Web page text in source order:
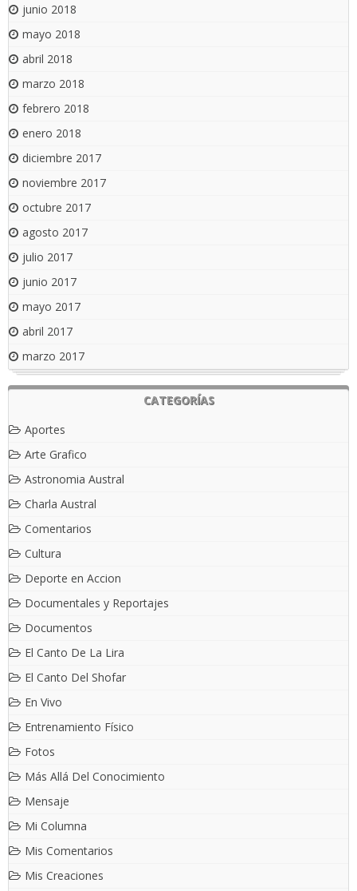
junio 2018
mayo 2018
abril 2018
marzo 2018
febrero 2018
enero 2018
diciembre 2017
noviembre 2017
octubre 2017
agosto 2017
julio 2017
junio 2017
mayo 2017
abril 2017
marzo 2017
CATEGORÍAS
Aportes
Arte Grafico
Astronomia Austral
Charla Austral
Comentarios
Cultura
Deporte en Accion
Documentales y Reportajes
Documentos
El Canto De La Lira
El Canto Del Shofar
En Vivo
Entrenamiento Físico
Fotos
Más Allá Del Conocimiento
Mensaje
Mi Columna
Mis Comentarios
Mis Creaciones